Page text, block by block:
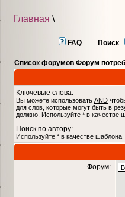
Главная \
FAQ Поиск
Список форумов Форум
Ключевые слова:
Вы можете использовать AND
для слов, которые могут быть в
должно. Используйте * в качестве
Поиск по автору:
Используйте * в качестве шаблона
Форум: